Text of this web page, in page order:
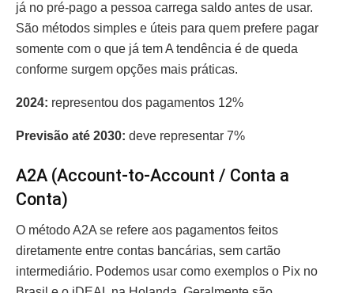
já no pré-pago a pessoa carrega saldo antes de usar.
São métodos simples e úteis para quem prefere pagar
somente com o que já tem A tendência é de queda
conforme surgem opções mais práticas.
2024: representou dos pagamentos 12%
Previsão até 2030: deve representar 7%
A2A (Account-to-Account / Conta a
Conta)
O método A2A se refere aos pagamentos feitos
diretamente entre contas bancárias, sem cartão
intermediário. Podemos usar como exemplos o Pix no